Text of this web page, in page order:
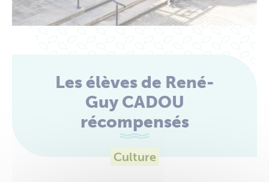
Les élèves de René-
Guy CADOU
récompensés
Culture